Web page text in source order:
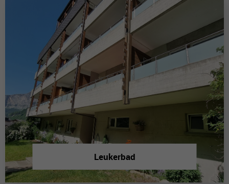
Leukerbad